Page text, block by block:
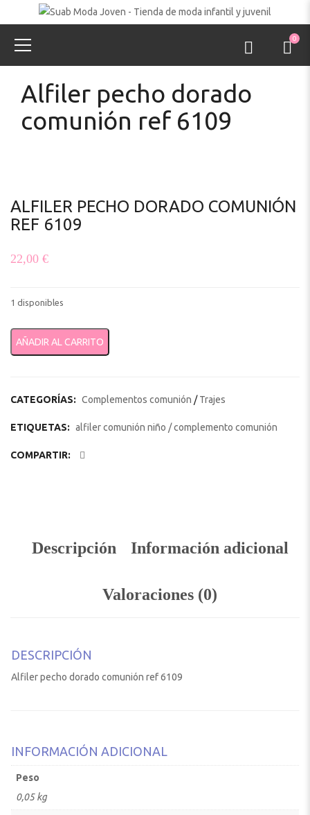
0
Alfiler pecho dorado
comunión ref 6109
ALFILER PECHO DORADO COMUNIÓN
REF 6109
22,00 €
1 disponibles
Alfiler pecho dorado comunión ref 6109 cantidad
AÑADIR AL CARRITO
CATEGORÍAS: Complementos comunión /Trajes
ETIQUETAS: alfiler comunión niño /complemento comunión
COMPARTIR:
Descripción Información adicional
Valoraciones (0)
DESCRIPCIÓN
Alfiler pecho dorado comunión ref 6109
INFORMACIÓN ADICIONAL
Peso
0,05 kg